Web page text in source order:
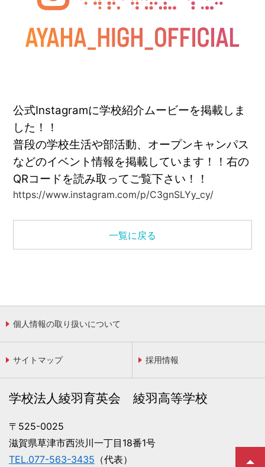
公式Instagramに学校紹介ムービーを掲載しま
した！！
普段の学校生活や部活動、オープンキャンパス
などのイベント情報を掲載しています！！右の
QRコードを読み取ってご覧下さい！！
https://www.instagram.com/p/C3gnSLYy_cy/
一覧に戻る
個人情報の取り扱いについて
サイトマップ 採用情報
学校法人綾羽育英会 綾羽高等学校
〒525-0025
滋賀県草津市西渋川一丁目18番1号
TEL.077-563-3435 （代表）